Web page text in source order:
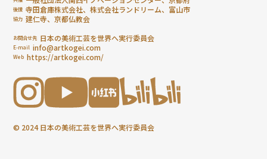
後援 寺田倉庫株式会社、株式会社ランドリーム、富山市
協力 建仁寺、京都仏教会
お問合せ先 日本の美術工芸を世界へ実行委員会
E-mail info@artkogei.com
Web https://artkogei.com/
© 2024 日本の美術工芸を世界へ実行委員会